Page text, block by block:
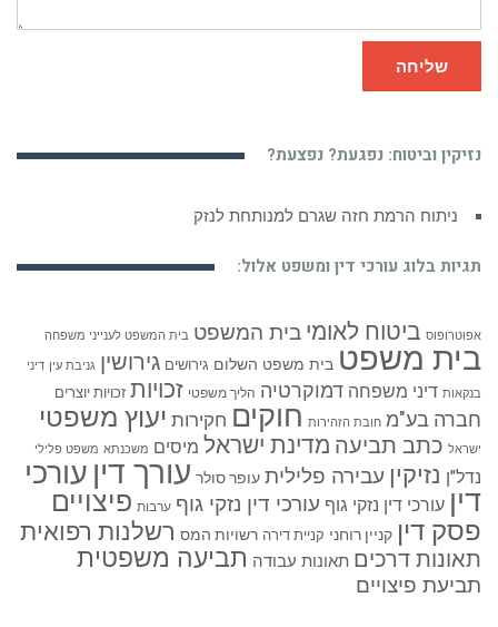
שליחה
נזיקין וביטוח: נפגעת? נפצעת?
ניתוח הרמת חזה שגרם למנותחת לנזק
תגיות בלוג עורכי דין ומשפט אלול:
אפוטרופוס ביטוח לאומי בית המשפט בית המשפט לענייני משפחה
בית משפט בית משפט השלום גירושים גירושין גניבת עין דיני
בנקאות דיני משפחה דמוקרטיה הליך משפטי זכויות זכויות יוצרים
חברה בע"מ חובת הזהירות חוקים חקירות יעוץ משפטי
ישראל כתב תביעה מדינת ישראל מיסים משכנתא משפט פלילי
נדל"ן נזיקין עבירה פלילית עופר סולר עורך דין עורכי
דין עורכי דין נזקי גוף עורכי דין נזקי גוף ערבות פיצויים
פסק דין קניין רוחני קניית דירה רשויות המס רשלנות רפואית
תאונות דרכים תאונות עבודה תביעה משפטית
תביעת פיצויים